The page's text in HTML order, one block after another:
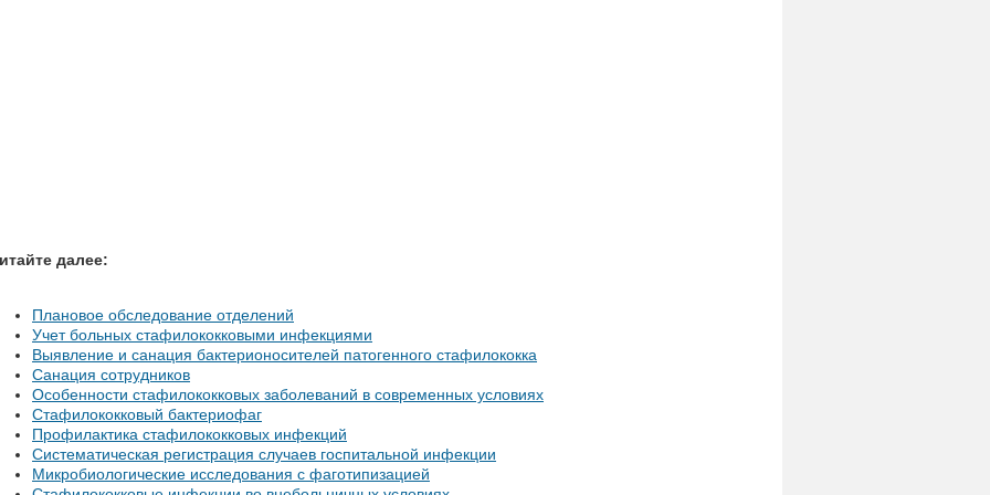
далее:
Плановое обследование отделений
Учет больных стафилококковыми инфекциями
Выявление и санация бактерионосителей патогенного стафилококка
Санация сотрудников
Особенности стафилококковых заболеваний в современных условиях
Стафилококковый бактериофаг
Профилактика стафилококковых инфекций
Систематическая регистрация случаев госпитальной инфекции
Микробиологические исследования с фаготипизацией